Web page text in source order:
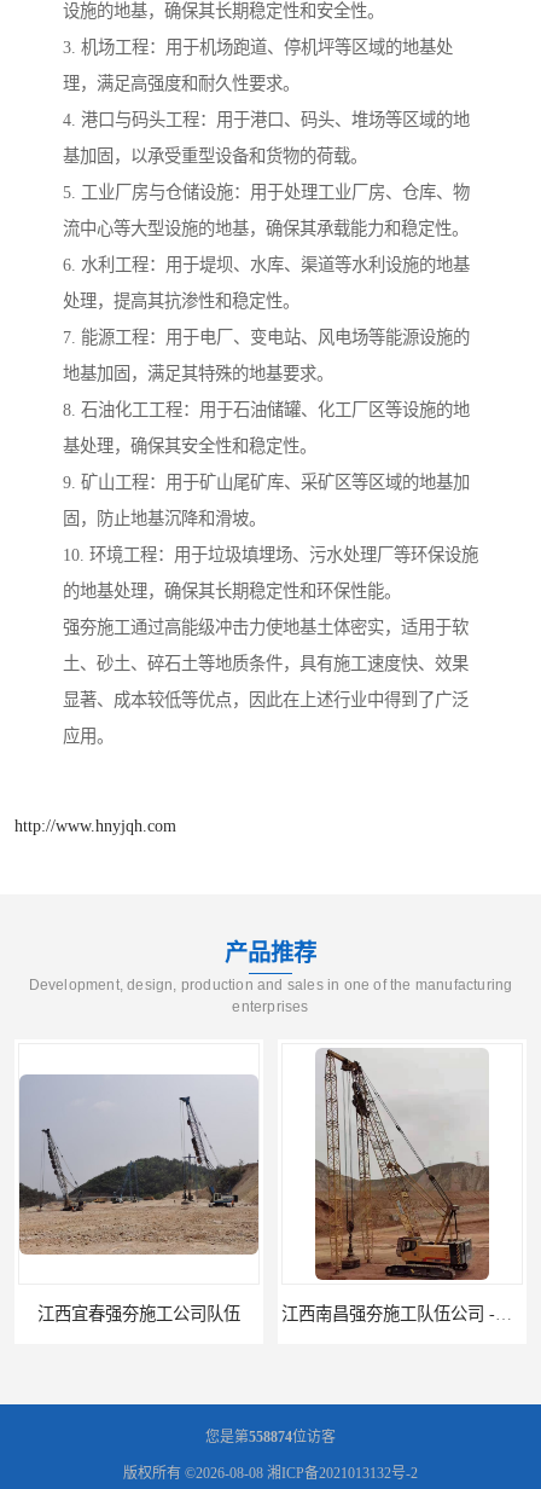
设施的地基，确保其长期稳定性和安全性。
3. 机场工程：用于机场跑道、停机坪等区域的地基处
理，满足高强度和耐久性要求。
4. 港口与码头工程：用于港口、码头、堆场等区域的地
基加固，以承受重型设备和货物的荷载。
5. 工业厂房与仓储设施：用于处理工业厂房、仓库、物
流中心等大型设施的地基，确保其承载能力和稳定性。
6. 水利工程：用于堤坝、水库、渠道等水利设施的地基
处理，提高其抗渗性和稳定性。
7. 能源工程：用于电厂、变电站、风电场等能源设施的
地基加固，满足其特殊的地基要求。
8. 石油化工工程：用于石油储罐、化工厂区等设施的地
基处理，确保其安全性和稳定性。
9. 矿山工程：用于矿山尾矿库、采矿区等区域的地基加
固，防止地基沉降和滑坡。
10. 环境工程：用于垃圾填埋场、污水处理厂等环保设施
的地基处理，确保其长期稳定性和环保性能。
强夯施工通过高能级冲击力使地基土体密实，适用于软
土、砂土、碎石土等地质条件，具有施工速度快、效果
显著、成本较低等优点，因此在上述行业中得到了广泛
应用。
http://www.hnyjqh.com
产品推荐
Development, design, production and sales in one of the manufacturing
enterprises
江西南昌强夯施工队伍公司 -湖南业峻强夯基础工程 江西新余强夯施工队伍公司 —业峻强夯基础工程
您是第558874位访客
版权所有 ©2026-08-08 湘ICP备2021013132号-2